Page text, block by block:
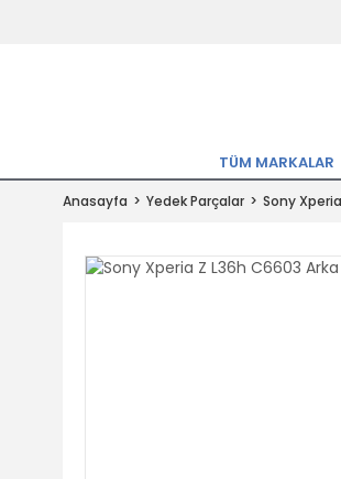
Tıkla Al, Mutlu
TÜM MARKALAR
Anasayfa Yedek Parçalar Sony